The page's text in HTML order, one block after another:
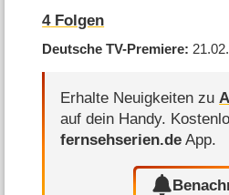
4Folgen
Deutsche TV-Premiere
Erhalte Neuigkeiten zu
auf dein Handy.
fernsehserien.de App.